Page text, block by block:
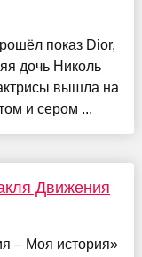
показ Dior,
дочь Николь
вышла на
и сером ...
Движения
– Моя история»